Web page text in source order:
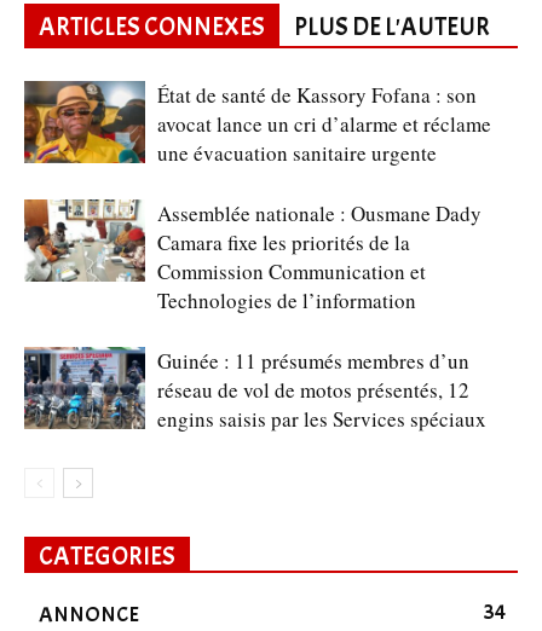
ARTICLES CONNEXES PLUS DE L'AUTEUR
État de santé de Kassory Fofana : son
avocat lance un cri d’alarme et réclame
une évacuation sanitaire urgente
Assemblée nationale : Ousmane Dady
Camara fixe les priorités de la
Commission Communication et
Technologies de l’information
Guinée : 11 présumés membres d’un
réseau de vol de motos présentés, 12
engins saisis par les Services spéciaux
CATEGORIES
ANNONCE
34